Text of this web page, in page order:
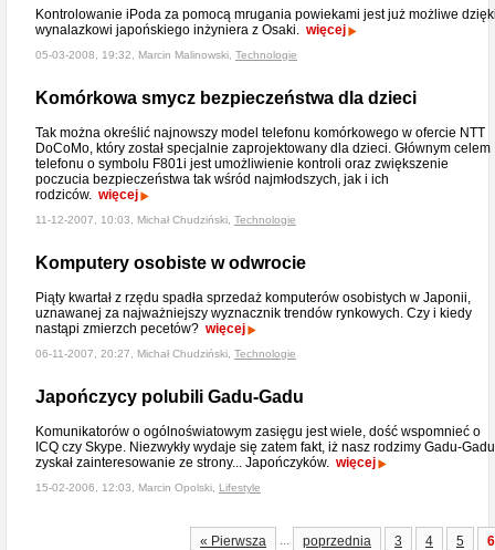
Kontrolowanie iPoda za pomocą mrugania powiekami jest już możliwe
wynalazkowi japońskiego inżyniera z Osaki. więcej
05-03-2008, 19:32, Marcin Malinowski, Technologie
Komórkowa smycz bezpieczeństwa dla dzieci
Tak można określić najnowszy model telefonu komórkowego w ofercie NTT
DoCoMo, który został specjalnie zaprojektowany dla dzieci. Głównym celem
telefonu o symbolu F801i jest umożliwienie kontroli oraz zwiększenie
poczucia bezpieczeństwa tak wśród najmłodszych, jak i ich
rodziców. więcej
11-12-2007, 10:03, Michał Chudziński, Technologie
Komputery osobiste w odwrocie
Piąty kwartał z rzędu spadła sprzedaż komputerów osobistych w Japonii,
uznawanej za najważniejszy wyznacznik trendów rynkowych. Czy i kiedy
nastąpi zmierzch pecetów? więcej
06-11-2007, 20:27, Michał Chudziński, Technologie
Japończycy polubili Gadu-Gadu
Komunikatorów o ogólnoświatowym zasięgu jest wiele, dość wspomnieć o
ICQ czy Skype. Niezwykły wydaje się zatem fakt, iż nasz rodzimy Gadu-Gadu
zyskał zainteresowanie ze strony... Japończyków. więcej
15-02-2006, 12:03, Marcin Opolski, Lifestyle
« Pierwsza ... poprzednia 3 4 5 6